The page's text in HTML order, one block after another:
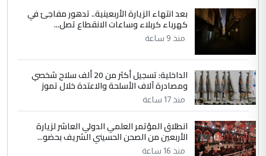
بعد انتهاء الزيارة الأربعينية.. تدهور مفاجئ في
كهرباء كربلاء وساعات الانقطاع تصل...
منذ 9 ساعة
الداخلية: تسجيل أكثر من 20 ألف سلاح شخصي
ومصادرة آلاف الأسلحة والاعتدة خلال تموز
منذ 17 ساعة
انطلاق المؤتمر العلمي الدولي العاشر لزيارة
الأربعين من الصحن الحسيني الشريف بحضو...
منذ 16 ساعة